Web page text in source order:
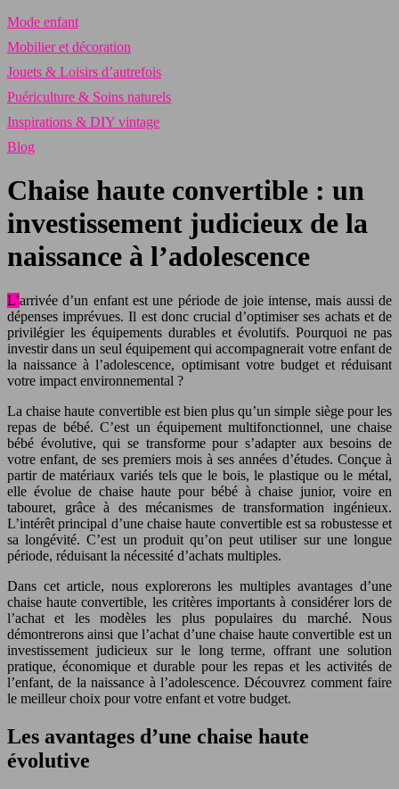
Mode enfant
Mobilier et décoration
Jouets & Loisirs d’autrefois
Puériculture & Soins naturels
Inspirations & DIY vintage
Blog
Chaise haute convertible : un
investissement judicieux de la
naissance à l’adolescence
L’arrivée d’un enfant est une période de joie intense, mais aussi de
dépenses imprévues. Il est donc crucial d’optimiser ses achats et de
privilégier les équipements durables et évolutifs. Pourquoi ne pas
investir dans un seul équipement qui accompagnerait votre enfant de
la naissance à l’adolescence, optimisant votre budget et réduisant
votre impact environnemental ?
La chaise haute convertible est bien plus qu’un simple siège pour les
repas de bébé. C’est un équipement multifonctionnel, une chaise
bébé évolutive, qui se transforme pour s’adapter aux besoins de
votre enfant, de ses premiers mois à ses années d’études. Conçue à
partir de matériaux variés tels que le bois, le plastique ou le métal,
elle évolue de chaise haute pour bébé à chaise junior, voire en
tabouret, grâce à des mécanismes de transformation ingénieux.
L’intérêt principal d’une chaise haute convertible est sa robustesse et
sa longévité. C’est un produit qu’on peut utiliser sur une longue
période, réduisant la nécessité d’achats multiples.
Dans cet article, nous explorerons les multiples avantages d’une
chaise haute convertible, les critères importants à considérer lors de
l’achat et les modèles les plus populaires du marché. Nous
démontrerons ainsi que l’achat d’une chaise haute convertible est un
investissement judicieux sur le long terme, offrant une solution
pratique, économique et durable pour les repas et les activités de
l’enfant, de la naissance à l’adolescence. Découvrez comment faire
le meilleur choix pour votre enfant et votre budget.
Les avantages d’une chaise haute
évolutive